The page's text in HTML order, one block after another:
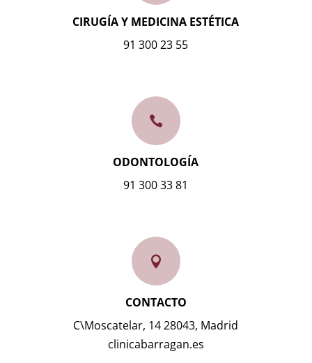
CIRUGÍA Y MEDICINA ESTÉTICA
91 300 23 55

ODONTOLOGÍA
91 300 33 81

CONTACTO
C\Moscatelar, 14 28043, Madrid
clinicabarragan.es